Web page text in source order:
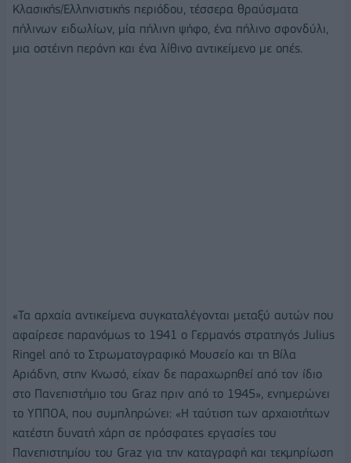
Κλασικής/Ελληνιστικής περιόδου, τέσσερα θραύσματα
πήλινων ειδωλίων, μία πήλινη ψήφο, ένα πήλινο σφονδύλι,
μια οστέινη περόνη και ένα λίθινο αντικείμενο με οπές.
«Τα αρχαία αντικείμενα συγκαταλέγονται μεταξύ αυτών που
αφαίρεσε παρανόμως το 1941 ο Γερμανός στρατηγός Julius
Ringel από το Στρωματογραφικό Μουσείο και τη Βίλα
Αριάδνη, στην Κνωσό, είχαν δε παραχωρηθεί από τον ίδιο
στο Πανεπιστήμιο του Graz πριν από το 1945», ενημερώνει
το ΥΠΠΟΑ, που συμπληρώνει: «Η ταύτιση των αρχαιοτήτων
κατέστη δυνατή χάρη σε πρόσφατες εργασίες του
Πανεπιστημίου του Graz για την καταγραφή και τεκμηρίωση